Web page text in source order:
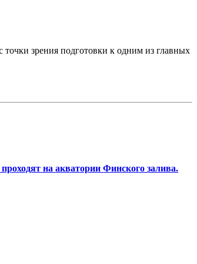
зрения подготовки к одним из главных
на акватории Финского залива.